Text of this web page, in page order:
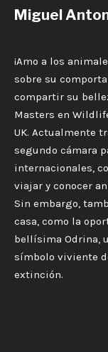
Miguel
¡Amo a los
sobre su
compartir su
Masters en
UK. Actualmente
segundo cámara
internacionales,
viajar y conocer
Sin embargo,
casa, como la
bellísima Odrina,
símbolo viviente
extinción.